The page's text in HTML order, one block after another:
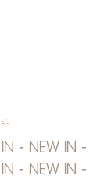
- NEW IN -
- NEW IN -